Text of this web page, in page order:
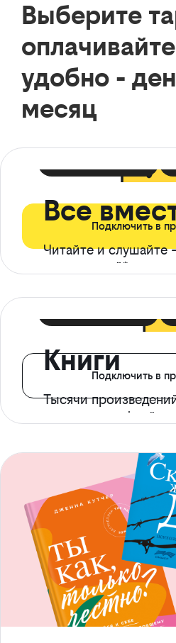
Выберите
удобно -
месяц
Все
Читайте и слушайте
ограничений*
Подключить в
Книги
Тысячи
с доступом офлайн
Подключить в